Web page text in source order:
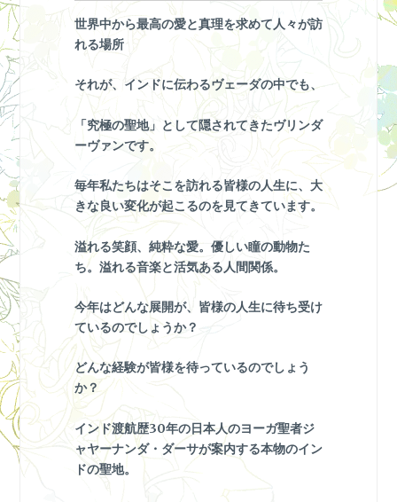
世界中から最高の愛と真理を求めて人々が訪
れる場所
それが、インドに伝わるヴェーダの中でも、
「究極の聖地」として隠されてきたヴリンダ
ーヴァンです。
毎年私たちはそこを訪れる皆様の人生に、大
きな良い変化が起こるのを見てきています。
溢れる笑顔、純粋な愛。優しい瞳の動物た
ち。溢れる音楽と活気ある人間関係。
今年はどんな展開が、皆様の人生に待ち受け
ているのでしょうか？
どんな経験が皆様を待っているのでしょう
か？
インド渡航歴30年の日本人のヨーガ聖者ジ
ャヤーナンダ・ダーサが案内する本物のイン
ドの聖地。